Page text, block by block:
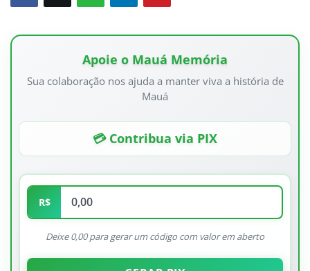
Apoie o Mauá Memória
Sua colaboração nos ajuda a manter viva a história de
Mauá
💳 Contribua via PIX
R$
Deixe 0,00 para gerar um código com valor em aberto